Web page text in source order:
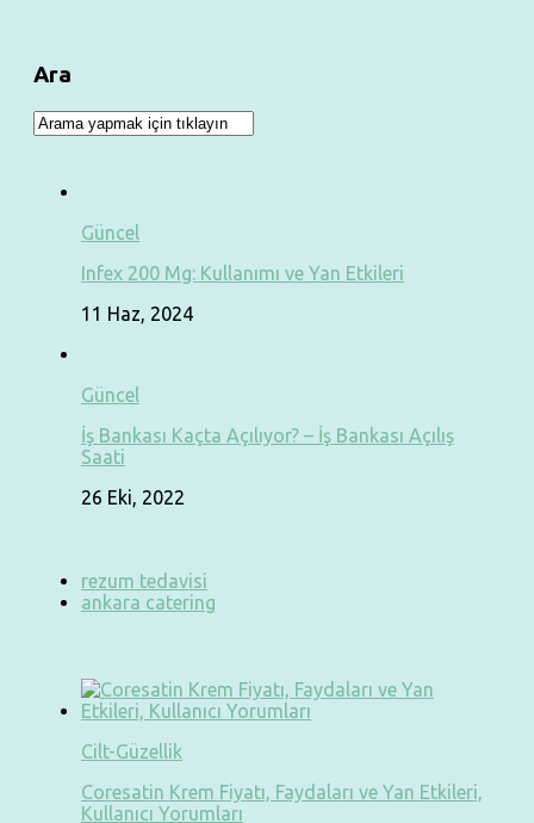
Ara
Güncel
Infex 200 Mg: Kullanımı ve Yan Etkileri
11 Haz, 2024
Güncel
İş Bankası Kaçta Açılıyor? – İş Bankası Açılış
Saati
26 Eki, 2022
rezum tedavisi
ankara catering
Cilt-Güzellik
Coresatin Krem Fiyatı, Faydaları ve Yan Etkileri,
Kullanıcı Yorumları